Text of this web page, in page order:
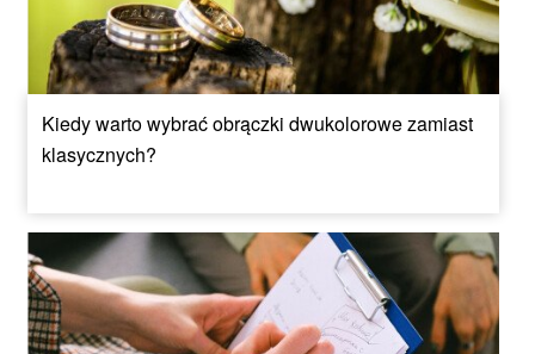
Kiedy warto wybrać obrączki dwukolorowe zamiast
klasycznych?